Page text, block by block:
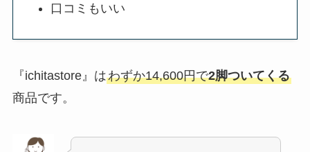
口コミもいい
『ichitastore』はわずか14,600円で2脚ついてくる
商品です。